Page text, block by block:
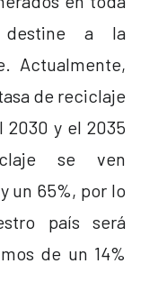
destine a la
Actualmente,
de reciclaje
2030 y el 2035
se ven
un 65%, por lo
país será
de un 14%